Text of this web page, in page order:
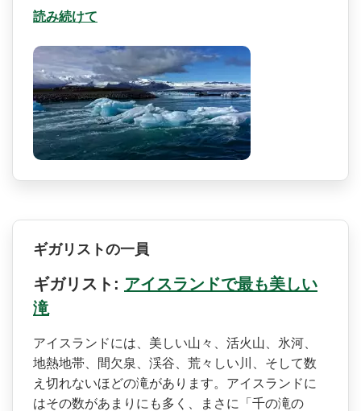
読み続けて
ギガリストの一員
ギガリスト: アイスランドで最も美しい
滝
アイスランドには、美しい山­々、活火山、氷河、
地熱地帯、間欠泉、渓谷、荒々し­い川、そして数
え切れないほどの滝があります。アイ­スランドに
はその数があまりにも多く、まさに「千の­滝の